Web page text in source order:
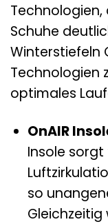
Schuhe
Winterstiefeln
Technologien
optimales
OnAIR
Insole
so